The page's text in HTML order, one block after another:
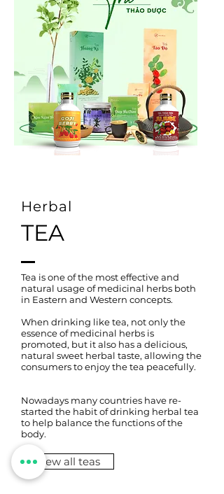
Herbal
TEA
Tea is one of the most effective and
natural usage of medicinal herbs both
in Eastern and Western concepts.
When drinking like tea, not only the
essence of medicinal herbs is
promoted, but it also has a delicious,
natural sweet herbal taste, allowing the
consumers to enjoy the tea peacefully.
Nowadays many countries have re-
started the habit of drinking herbal tea
to help balance the functions of the
body.
View all teas